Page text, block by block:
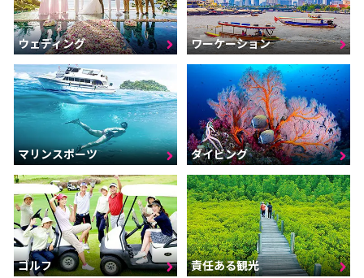
ウェディング ワーケーション
マリンスポーツ ダイビング
ゴルフ 責任ある観光